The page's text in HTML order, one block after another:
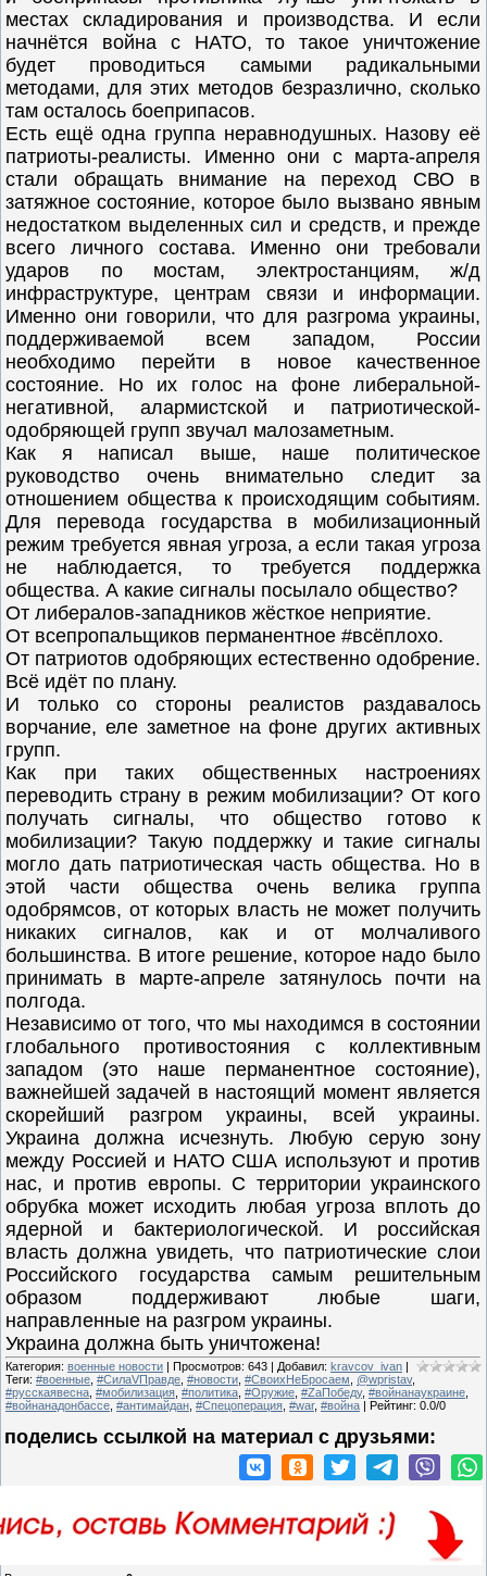
местах складирования и производства. И если
начнётся война с НАТО, то такое уничтожение
будет проводиться самыми радикальными
методами, для этих методов безразлично, сколько
там осталось боеприпасов.
Есть ещё одна группа неравнодушных. Назову её
патриоты-реалисты. Именно они с марта-апреля
стали обращать внимание на переход СВО в
затяжное состояние, которое было вызвано явным
недостатком выделенных сил и средств, и прежде
всего личного состава. Именно они требовали
ударов по мостам, электростанциям, ж/д
инфраструктуре, центрам связи и информации.
Именно они говорили, что для разгрома украины,
поддерживаемой всем западом, России
необходимо перейти в новое качественное
состояние. Но их голос на фоне либеральной-
негативной, алармистской и патриотической-
одобряющей групп звучал малозаметным.
Как я написал выше, наше политическое
руководство очень внимательно следит за
отношением общества к происходящим событиям.
Для перевода государства в мобилизационный
режим требуется явная угроза, а если такая угроза
не наблюдается, то требуется поддержка
общества. А какие сигналы посылало общество?
От либералов-западников жёсткое неприятие.
От всепропальщиков перманентное #всёплохо.
От патриотов одобряющих естественно одобрение.
Всё идёт по плану.
И только со стороны реалистов раздавалось
ворчание, еле заметное на фоне других активных
групп.
Как при таких общественных настроениях
переводить страну в режим мобилизации? От кого
получать сигналы, что общество готово к
мобилизации? Такую поддержку и такие сигналы
могло дать патриотическая часть общества. Но в
этой части общества очень велика группа
одобрямсов, от которых власть не может получить
никаких сигналов, как и от молчаливого
большинства. В итоге решение, которое надо было
принимать в марте-апреле затянулось почти на
полгода.
Независимо от того, что мы находимся в состоянии
глобального противостояния с коллективным
западом (это наше перманентное состояние),
важнейшей задачей в настоящий момент является
скорейший разгром украины, всей украины.
Украина должна исчезнуть. Любую серую зону
между Россией и НАТО США используют и против
нас, и против европы. С территории украинского
обрубка может исходить любая угроза вплоть до
ядерной и бактериологической. И российская
власть должна увидеть, что патриотические слои
Российского государства самым решительным
образом поддерживают любые шаги,
направленные на разгром украины.
Украина должна быть уничтожена!
Категория: военные новости | Просмотров: 643 | Добавил: kravcov_ivan |
Теги: #военные #СилаVПравде #новости #СвоихНеБросаем @wpristav,
#русскаявесна #мобилизация #политика #Оружие #ZаПобеду, #войнанаукраине
#войнанадонбассе #антимайдан #Спецоперация #war, #война | Рейтинг: 0.0/0
поделись ссылкой на материал c друзьями: